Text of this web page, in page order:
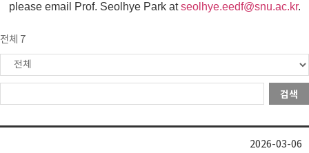
please email Prof. Seolhye Park atseolhye.eedf@snu.ac.kr.
전체 7
검색
2026-03-06